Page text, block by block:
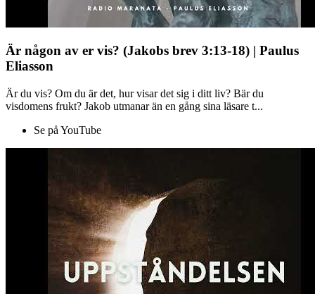
Är någon av er vis? (Jakobs brev 3:13-18) | Paulus
Eliasson
Är du vis? Om du är det, hur visar det sig i ditt liv? Bär du
visdomens frukt? Jakob utmanar än en gång sina läsare t...
Se på YouTube